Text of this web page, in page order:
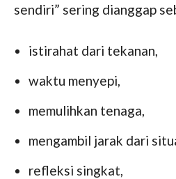
sendiri” sering dianggap
istirahat dari tekanan,
waktu menyepi,
memulihkan tenaga,
mengambil jarak dari
refleksi singkat,